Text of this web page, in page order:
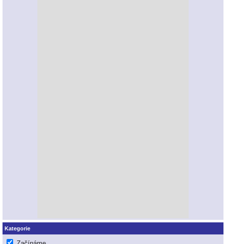
Kategorie